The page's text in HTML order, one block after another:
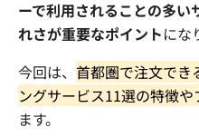
ーで利用されることの多い
れさが重要なポイントにな
今回は、 首都圏で注文でき
ングサービス11選の特徴や
ます。